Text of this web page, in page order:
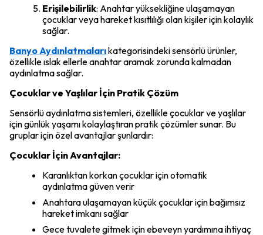
Erişilebilirlik: Anahtar yüksekliğine ulaşamayan
çocuklar veya hareket kısıtlılığı olan kişiler için kolaylık
sağlar.
Banyo Aydınlatmalarıkategorisindeki sensörlü ürünler,
özellikle ıslak ellerle anahtar aramak zorunda kalmadan
aydınlatma sağlar.
Çocuklar ve Yaşlılar İçin Pratik Çözüm
Sensörlü aydınlatma sistemleri, özellikle çocuklar ve yaşlılar
için günlük yaşamı kolaylaştıran pratik çözümler sunar. Bu
gruplar için özel avantajlar şunlardır:
Çocuklar İçin Avantajlar:
Karanlıktan korkan çocuklar için otomatik
aydınlatma güven verir
Anahtara ulaşamayan küçük çocuklar için bağımsız
hareket imkanı sağlar
Gece tuvalete gitmek için ebeveyn yardımına ihtiyaç